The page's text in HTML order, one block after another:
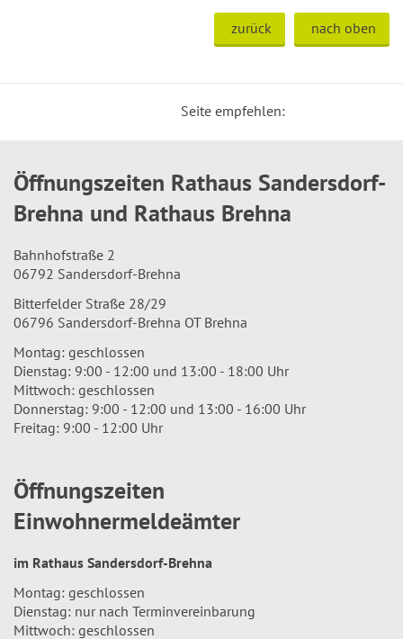
zurück nach oben
Seite empfehlen:
Öffnungszeiten Rathaus Sandersdorf-
Brehna und Rathaus Brehna
Bahnhofstraße 2
06792 Sandersdorf-Brehna
Bitterfelder Straße 28/29
06796 Sandersdorf-Brehna OT Brehna
Montag: geschlossen
Dienstag: 9:00 - 12:00 und 13:00 - 18:00 Uhr
Mittwoch: geschlossen
Donnerstag: 9:00 - 12:00 und 13:00 - 16:00 Uhr
Freitag: 9:00 - 12:00 Uhr
Öffnungszeiten
Einwohnermeldeämter
im Rathaus Sandersdorf-Brehna
Montag: geschlossen
Dienstag: nur nach Terminvereinbarung
Mittwoch: geschlossen